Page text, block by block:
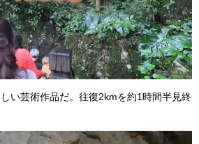
い芸術作品だ。往復2kmを約1時間半見終